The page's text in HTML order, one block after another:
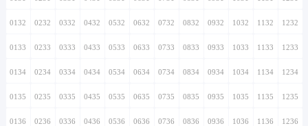
0132 0232 0332 0432 0532 0632 0732 0832 0932 1032 1132 1232
0133 0233 0333 0433 0533 0633 0733 0833 0933 1033 1133 1233
0134 0234 0334 0434 0534 0634 0734 0834 0934 1034 1134 1234
0135 0235 0335 0435 0535 0635 0735 0835 0935 1035 1135 1235
0136 0236 0336 0436 0536 0636 0736 0836 0936 1036 1136 1236